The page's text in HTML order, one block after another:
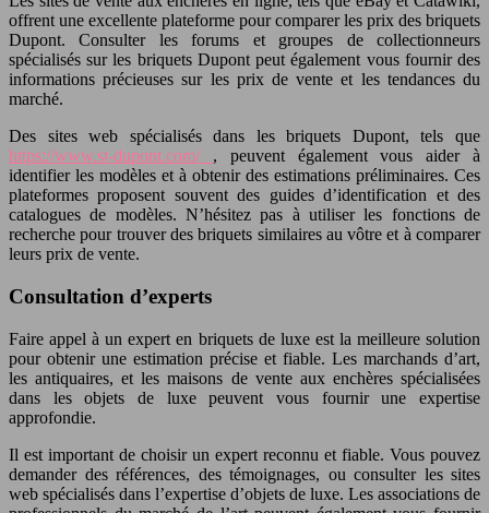
offrent une excellente plateforme pour comparer les prix des briquets
Dupont. Consulter les forums et groupes de collectionneurs
spécialisés sur les briquets Dupont peut également vous fournir des
informations précieuses sur les prix de vente et les tendances du
marché.
Des sites web spécialisés dans les briquets Dupont, tels que
https://www.st-dupont.com/ , peuvent également vous aider à
identifier les modèles et à obtenir des estimations préliminaires. Ces
plateformes proposent souvent des guides d’identification et des
catalogues de modèles. N’hésitez pas à utiliser les fonctions de
recherche pour trouver des briquets similaires au vôtre et à comparer
leurs prix de vente.
Consultation d’experts
Faire appel à un expert en briquets de luxe est la meilleure solution
pour obtenir une estimation précise et fiable. Les marchands d’art,
les antiquaires, et les maisons de vente aux enchères spécialisées
dans les objets de luxe peuvent vous fournir une expertise
approfondie.
Il est important de choisir un expert reconnu et fiable. Vous pouvez
demander des références, des témoignages, ou consulter les sites
web spécialisés dans l’expertise d’objets de luxe. Les associations de